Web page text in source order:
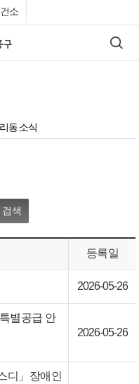
소
검색
동 소식
검색
등록일
2026-05-26
별공급 안
2026-05-26
디」장애인